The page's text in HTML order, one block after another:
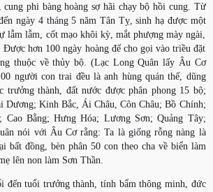
cung phi bàng hoàng sợ hãi chạy bộ hồi cung. Từ
ngày 4 tháng 5 năm Tân Tỵ, sinh hạ được một
lẫm lẫm, cốt mạo khôi kỳ, mắt phượng mày ngài,
hơn 100 ngày hoàng đế cho gọi vào triều đặt
thuộc về thủy bộ. (Lạc Long Quân lấy Âu Cơ
người con trai đều là anh hùng quán thế, dũng
trưởng thành, đất nước được phân phong 15 bộ;
Dương; Kinh Bắc, Ái Châu, Côn Châu; Bồ Chính;
Cao Bằng; Hưng Hóa; Lương Sơn; Quảng Tây;
nói với Âu Cơ rằng: Ta là giống rỗng nàng là
bất đồng, bèn phân 50 con theo cha về biển làm
lên non làm Sơn Thần.
đến tuổi trưởng thành, tính bẩm thông minh, đức